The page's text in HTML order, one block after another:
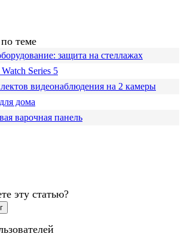
теме
защита на стеллажах
Series 5
видеонаблюдения на 2 камеры
дома
варочная панель
эту статью?